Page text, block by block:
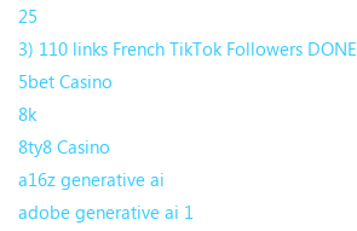
25
3) 110 links French TikTok Followers DONE
5bet Casino
8k
8ty8 Casino
a16z generative ai
adobe generative ai 1